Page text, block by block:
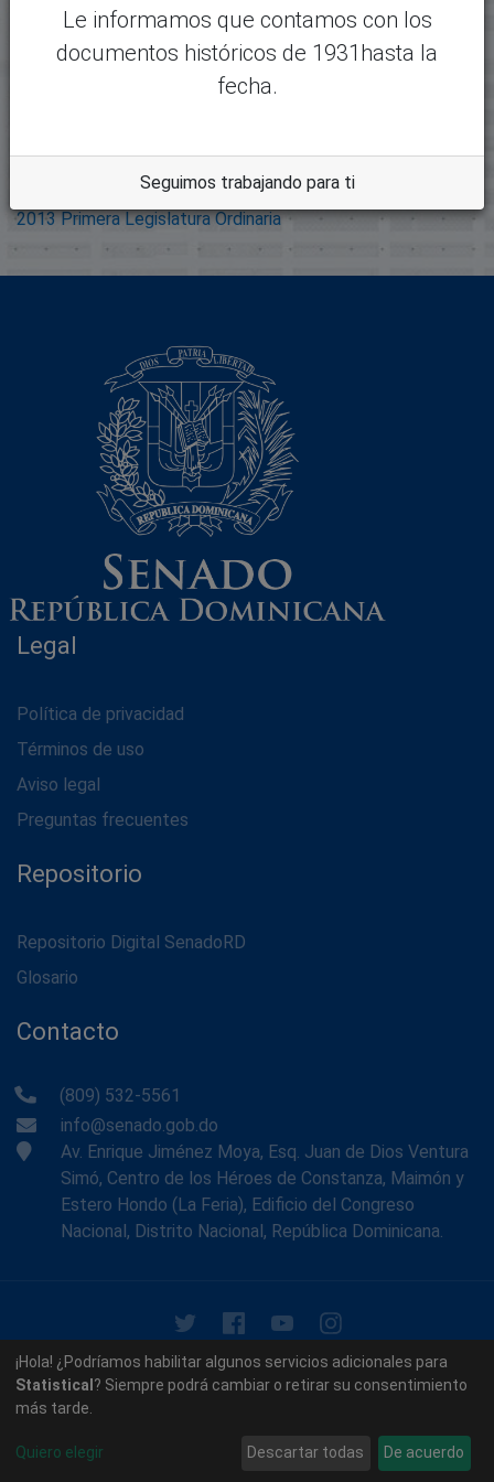
Formato:
Adobe Portable Document
Colecciones
2013 Primera Legislatura Ordinaria
Legal
Política de privacidad
Términos de uso
Aviso legal
Preguntas frecuentes
Repositorio
Repositorio Digital SenadoRD
Glosario
Contacto
(809) 532-5561
info@senado.gob.do
Av. Enrique Jiménez Moya, Esq. Juan de Dios Ventura
Simó, Centro de los Héroes de Constanza, Maimón y
Estero Hondo (La Feria), Edificio del Congreso
Nacional, Distrito Nacional, República Dominicana.
© 2026 - Memoria Histórica del Senado de la República
Dominicana. Todos los derechos reservados.
Le informamos que contamos con los
documentos históricos de 1931hasta la
fecha.
Seguimos trabajando para ti
¡Hola! ¿Podríamos habilitar algunos servicios adicionales para
Statistical ? Siempre podrá cambiar o retirar su consentimiento
más tarde.
Quiero elegir Descartar todas De acuerdo